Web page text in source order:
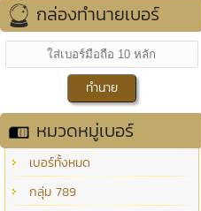
กล่องทำนายเบอร์
หมวดหมู่เบอร์
เบอร์ทั้งหมด
กลุ่ม 789